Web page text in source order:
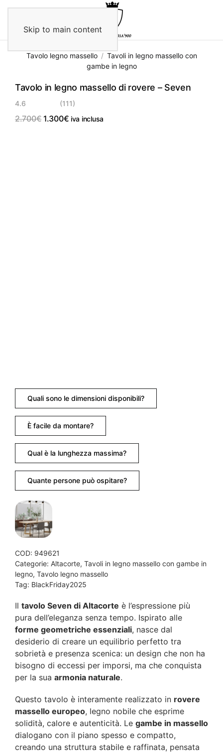
Skip to main content
Tavolo legno massello
Tavoli in legno massello con
gambe in legno
Tavolo in legno massello di rovere – Seven
4.6 (111)
2.700€ Il
1.300€Iliva inclusa
Quali sono le dimensioni disponibili?
È facile da montare?
Qual è la lunghezza massima?
Quante persone può ospitare?
COD: 949621
Categorie: Altacorte, Tavoli in legno massello con gambe in
legno, Tavolo legno massello
Tag: BlackFriday2025
Il tavolo Seven di Altacorte è l’espressione più
pura dell’eleganza senza tempo. Ispirato alle
forme geometriche essenziali, nasce dal
desiderio di creare un equilibrio perfetto tra
sobrietà e presenza scenica: un design che non ha
bisogno di eccessi per imporsi, ma che conquista
per la sua armonia naturale.
Questo tavolo è interamente realizzato in rovere
massello europeo, legno nobile che esprime
solidità, calore e autenticità. Le gambe in massello
dialogano con il piano spesso e compatto,
creando una struttura stabile e raffinata, pensata